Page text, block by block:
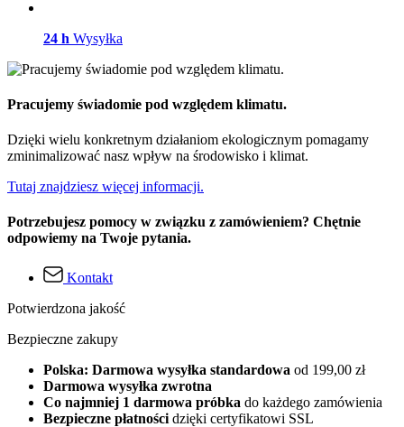
24 h Wysyłka
Pracujemy świadomie pod względem klimatu.
Dzięki wielu konkretnym działaniom ekologicznym pomagamy
zminimalizować nasz wpływ na środowisko i klimat.
Tutaj znajdziesz więcej informacji.
Potrzebujesz pomocy w związku z zamówieniem? Chętnie
odpowiemy na Twoje pytania.
Kontakt
Potwierdzona jakość
Bezpieczne zakupy
Polska: Darmowa wysyłka standardowa od 199,00 zł
Darmowa wysyłka zwrotna
Co najmniej 1 darmowa próbka do każdego zamówienia
Bezpieczne płatności dzięki certyfikatowi SSL